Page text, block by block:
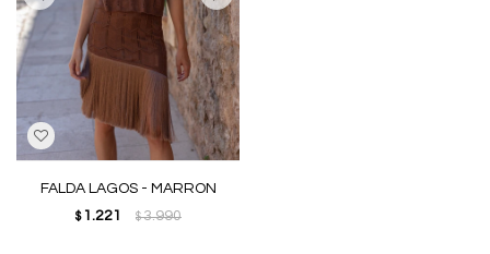
FALDA LAGOS - MARRON
$ 1.221 $3.990